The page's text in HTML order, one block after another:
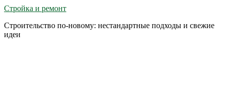
Стройка и ремонт
Строительство по-новому: нестандартные подходы и свежие
идеи